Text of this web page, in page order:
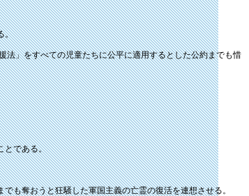
。
」をすべての児童たちに公平に適用するとした公約までも惜
とである。
も奪おうと狂騒した軍国主義の亡霊の復活を連想させる。